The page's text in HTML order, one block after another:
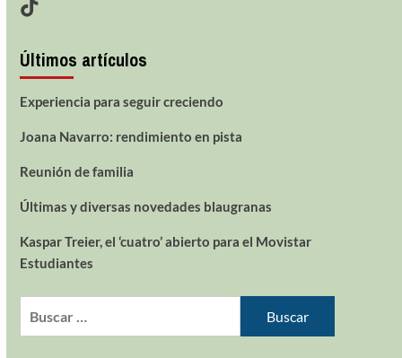
Últimos artículos
Experiencia para seguir creciendo
Joana Navarro: rendimiento en pista
Reunión de familia
Últimas y diversas novedades blaugranas
Kaspar Treier, el ‘cuatro’ abierto para el Movistar
Estudiantes